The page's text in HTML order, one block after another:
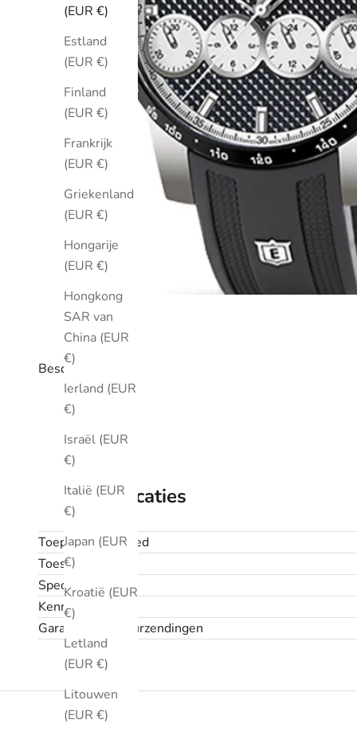
(EUR €)
Estland
(EUR €)
Finland
(EUR €)
Frankrijk
(EUR €)
Griekenland
(EUR €)
Hongarije
(EUR €)
Hongkong
SAR van
China (EUR
€)
Ierland (EUR
€)
Israël (EUR
€)
Italië (EUR
€)
Japan (EUR
€)
Kroatië (EUR
€)
Letland
(EUR €)
Litouwen
(EUR €)
Beschrijving
Specificaties
Toepassingsgebied
Toestand
Specificaties
Kenmerken
Garantie en retourzendingen